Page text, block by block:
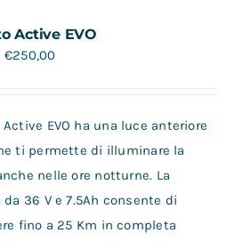
Active EVO
€250,00
EVO ha una luce anteriore
ti permette di illuminare la
nelle ore notturne. La
36 V e 7.5Ah consente di
fino a 25 Km in completa